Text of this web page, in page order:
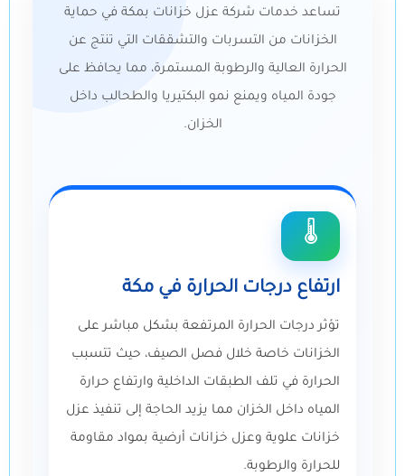
تساعد خدمات شركة عزل خزانات بمكة في حماية
الخزانات من التسربات والتشققات التي تنتج عن
الحرارة العالية والرطوبة المستمرة، مما يحافظ على
جودة المياه ويمنع نمو البكتيريا والطحالب داخل
الخزان.
🌡️
ارتفاع درجات الحرارة في مكة
تؤثر درجات الحرارة المرتفعة بشكل مباشر على
الخزانات خاصة خلال فصل الصيف، حيث تتسبب
الحرارة في تلف الطبقات الداخلية وارتفاع حرارة
المياه داخل الخزان مما يزيد الحاجة إلى تنفيذ عزل
خزانات علوية وعزل خزانات أرضية بمواد مقاومة
للحرارة والرطوبة.